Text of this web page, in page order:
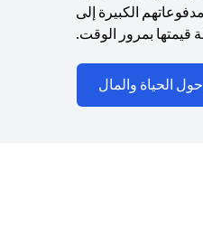
الكبيرة إلى
بمرور الوقت.
الحياة والمال